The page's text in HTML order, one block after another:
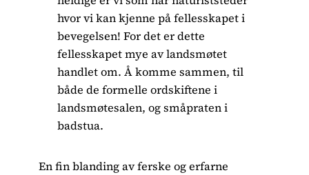
hvor vi kan kjenne på fellesskapet i
bevegelsen! For det er dette
fellesskapet mye av landsmøtet
handlet om. Å komme sammen, til
både de formelle ordskiftene i
landsmøtesalen, og småpraten i
badstua.
En fin blanding av ferske og erfarne